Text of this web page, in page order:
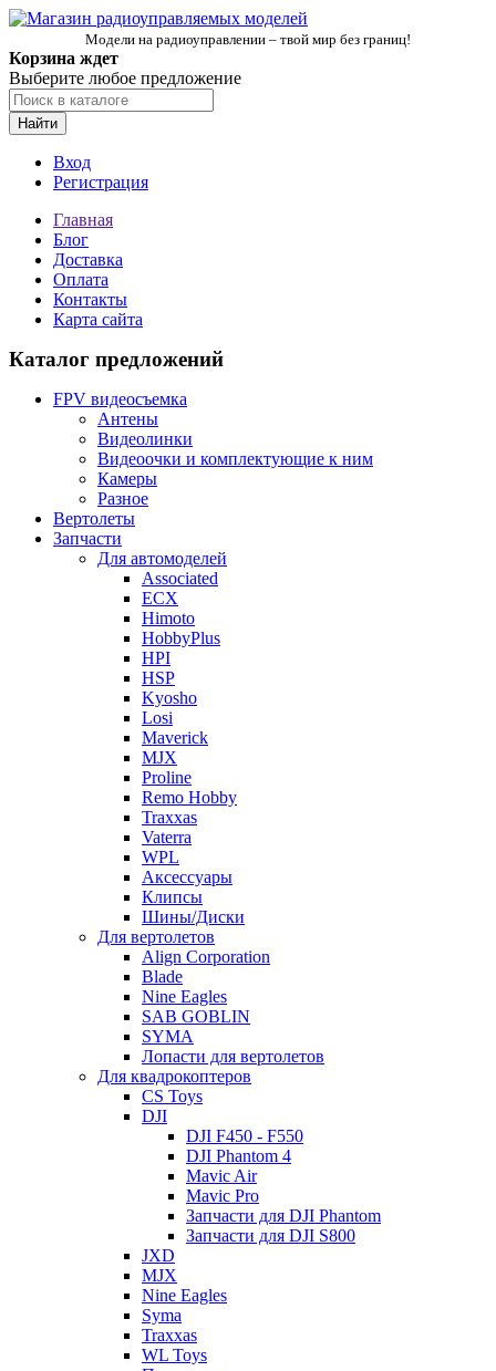
Модели на радиоуправлении – твой мир без границ!
Корзина ждет
Выберите любое предложение
Найти
Вход
Регистрация
Главная
Блог
Доставка
Оплата
Контакты
Карта сайта
Каталог предложений
FPV видеосъемка
Антены
Видеолинки
Видеоочки и комплектующие к ним
Камеры
Разное
Вертолеты
Запчасти
Для автомоделей
Associated
ECX
Himoto
HobbyPlus
HPI
HSP
Kyosho
Losi
Maverick
MJX
Proline
Remo Hobby
Traxxas
Vaterra
WPL
Аксессуары
Клипсы
Шины/Диски
Для вертолетов
Align Corporation
Blade
Nine Eagles
SAB GOBLIN
SYMA
Лопасти для вертолетов
Для квадрокоптеров
CS Toys
DJI
DJI F450 - F550
DJI Phantom 4
Mavic Air
Mavic Pro
Запчасти для DJI Phantom
Запчасти для DJI S800
JXD
MJX
Nine Eagles
Syma
Traxxas
WL Toys